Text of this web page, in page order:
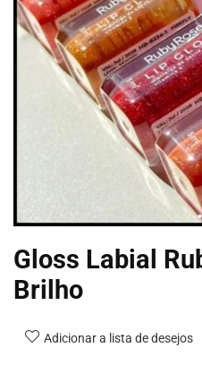
Gloss Labial
Brilho
Adicionar a lista de desejos